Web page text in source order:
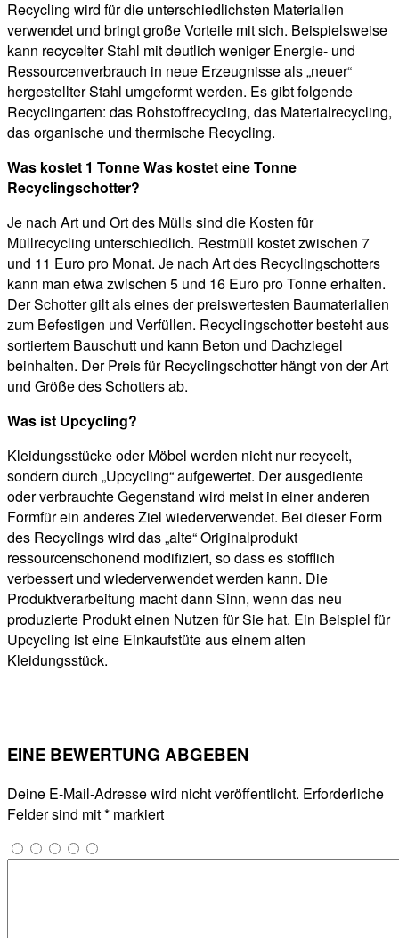
Recycling wird für die unterschiedlichsten Materialien
verwendet und bringt große Vorteile mit sich. Beispielsweise
kann recycelter Stahl mit deutlich weniger Energie- und
Ressourcenverbrauch in neue Erzeugnisse als „neuer“
hergestellter Stahl umgeformt werden. Es gibt folgende
Recyclingarten: das Rohstoffrecycling, das Materialrecycling,
das organische und thermische Recycling.
Was kostet 1 Tonne Was kostet eine Tonne
Recyclingschotter?
Je nach Art und Ort des Mülls sind die Kosten für
Müllrecycling unterschiedlich. Restmüll kostet zwischen 7
und 11 Euro pro Monat. Je nach Art des Recyclingschotters
kann man etwa zwischen 5 und 16 Euro pro Tonne erhalten.
Der Schotter gilt als eines der preiswertesten Baumaterialien
zum Befestigen und Verfüllen. Recyclingschotter besteht aus
sortiertem Bauschutt und kann Beton und Dachziegel
beinhalten. Der Preis für Recyclingschotter hängt von der Art
und Größe des Schotters ab.
Was ist Upcycling?
Kleidungsstücke oder Möbel werden nicht nur recycelt,
sondern durch „Upcycling“ aufgewertet. Der ausgediente
oder verbrauchte Gegenstand wird meist in einer anderen
Formfür ein anderes Ziel wiederverwendet. Bei dieser Form
des Recyclings wird das „alte“ Originalprodukt
ressourcenschonend modifiziert, so dass es stofflich
verbessert und wiederverwendet werden kann. Die
Produktverarbeitung macht dann Sinn, wenn das neu
produzierte Produkt einen Nutzen für Sie hat. Ein Beispiel für
Upcycling ist eine Einkaufstüte aus einem alten
Kleidungsstück.
EINE BEWERTUNG ABGEBEN
Deine E-Mail-Adresse wird nicht veröffentlicht. Erforderliche
Felder sind mit* markiert